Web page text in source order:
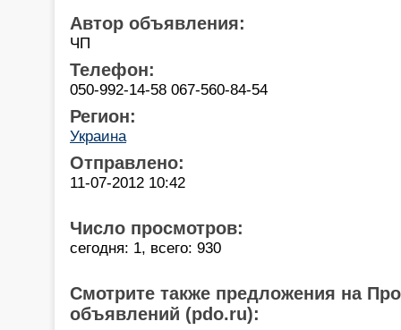
Автор объявления:
ЧП
Телефон:
050-992-14-58 067-560-84-54
Регион:
Украина
Отправлено:
11-07-2012 10:42
Число просмотров:
сегодня: 1, всего: 930
Смотрите также предложения на
объявлений (pdo.ru):